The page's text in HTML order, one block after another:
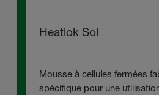
Heatlok Sol
Mousse à cellules fermées
spécifique pour une